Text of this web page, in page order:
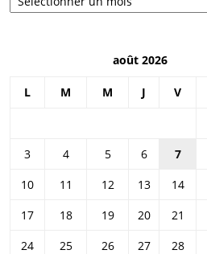
août 2026
L M M J V
3
4 5 6 7
10
11 12 13 14
17
18 19 20 21
24
25 26 27 28